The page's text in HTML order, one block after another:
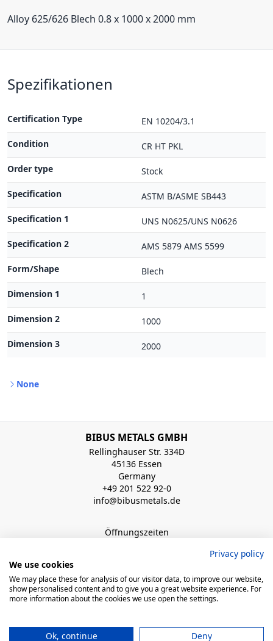
Alloy 625/626 Blech 0.8 x 1000 x 2000 mm
Spezifikationen
Certification Type
EN 10204/3.1
Condition
CR HT PKL
Order type
Stock
Specification
ASTM B/ASME SB443
Specification 1
UNS N0625/UNS N0626
Specification 2
AMS 5879 AMS 5599
Form/Shape
Blech
Dimension 1
1
Dimension 2
1000
Dimension 3
2000
None
BIBUS METALS GMBH
Rellinghauser Str. 334D
45136 Essen
Germany
+49 201 522 92-0
info@bibusmetals.de
Öffnungszeiten
© 2026 BIBUS, all rights reserved
Privacy policy
We use cookies
We may place these for analysis of our visitor data, to improve our website,
show personalised content and to give you a great website experience. For
more information about the cookies we use open the settings.
Ok, continue Deny